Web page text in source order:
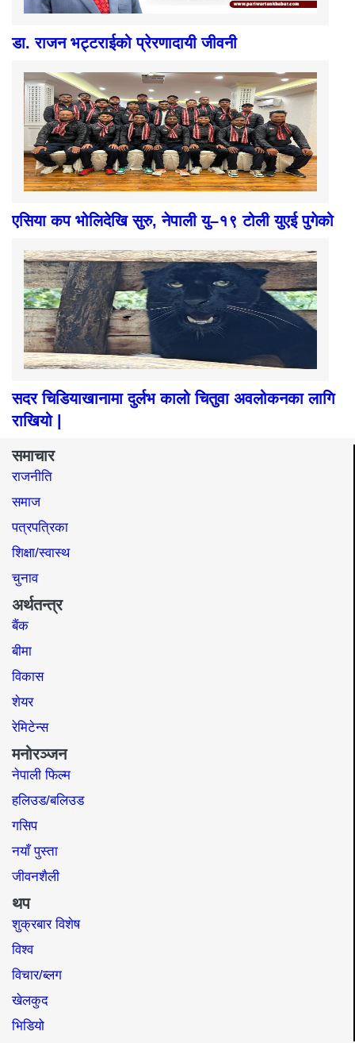
डा. राजन भट्टराईको प्रेरणादायी जीवनी
एसिया कप भोलिदेखि सुरु, नेपाली यु–१९ टोली युएई पुगेको
सदर चिडियाखानामा दुर्लभ कालो चितुवा अवलोकनका लागि
राखियो |
समाचार
राजनीति
समाज​
पत्रपत्रिका
शिक्षा/स्वास्थ
चुनाव
अर्थतन्त्र
बैंक
बीमा
विकास
शेयर
रेमिटेन्स
मनोरञ्जन
नेपाली फिल्म
हलिउड/बलिउड
गसिप
नयाँ पुस्ता
जीवनशैली
थप
शुक्रबार विशेष
विश्व
विचार/ब्लग
खेलकुद
भिडियो